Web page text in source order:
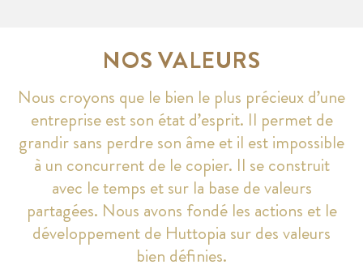
NOS VALEURS
Nous croyons que le bien le plus précieux d’une
entreprise est son état d’esprit. Il permet de
grandir sans perdre son âme et il est impossible
à un concurrent de le copier. Il se construit
avec le temps et sur la base de valeurs
partagées. Nous avons fondé les actions et le
développement de Huttopia sur des valeurs
bien définies.